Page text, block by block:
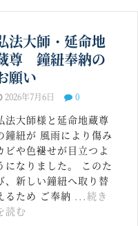
法大師・延命地
尊 鐘紐奉納の
願い
2026年7月6日 0
法大師様と延命地蔵尊
鐘紐が 風雨により傷み
ビや色褪せが目立つよ
になりました。 このた
、新しい鐘紐へ取り替
るため ご奉納
...続き
読む